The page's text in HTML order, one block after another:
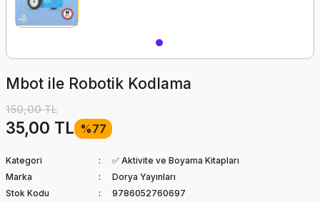
Mbot ile Robotik Kodlama
150,00 TL
35,00 TL %77
Kategori
✅ Aktivite ve Boyama Kitapları
Marka
Dorya Yayınları
Stok Kodu
9786052760697